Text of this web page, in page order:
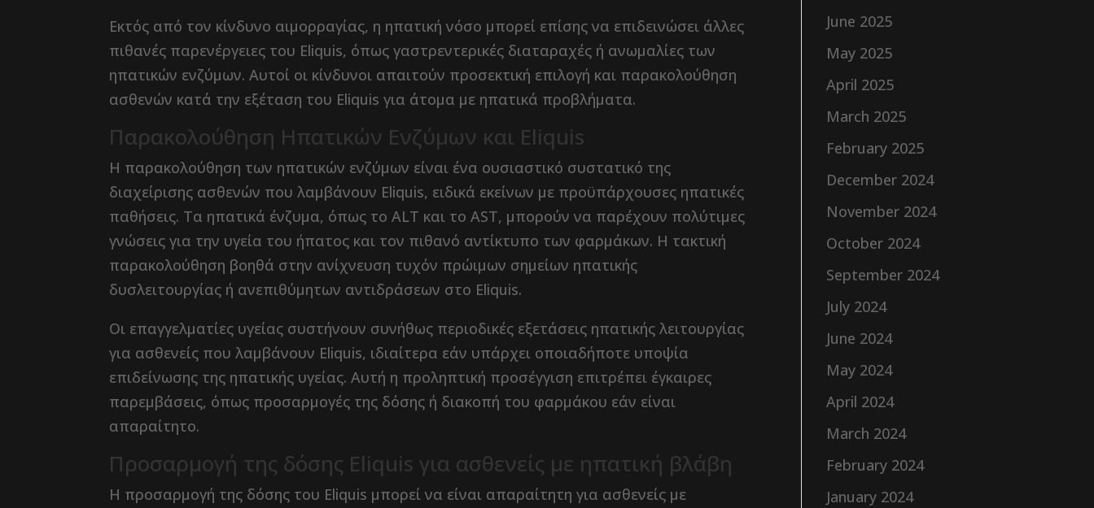
Εκτός από τον κίνδυνο αιμορραγίας, η ηπατική νόσο μπορεί επίσης να επιδεινώσει άλλες
πιθανές παρενέργειες του Eliquis, όπως γαστρεντερικές διαταραχές ή ανωμαλίες των
ηπατικών ενζύμων. Αυτοί οι κίνδυνοι απαιτούν προσεκτική επιλογή και παρακολούθηση
ασθενών κατά την εξέταση του Eliquis για άτομα με ηπατικά προβλήματα.
Παρακολούθηση Ηπατικών Ενζύμων και Eliquis
Η παρακολούθηση των ηπατικών ενζύμων είναι ένα ουσιαστικό συστατικό της
διαχείρισης ασθενών που λαμβάνουν Eliquis, ειδικά εκείνων με προϋπάρχουσες ηπατικές
παθήσεις. Τα ηπατικά ένζυμα, όπως το ALT και το AST, μπορούν να παρέχουν πολύτιμες
γνώσεις για την υγεία του ήπατος και τον πιθανό αντίκτυπο των φαρμάκων. Η τακτική
παρακολούθηση βοηθά στην ανίχνευση τυχόν πρώιμων σημείων ηπατικής
δυσλειτουργίας ή ανεπιθύμητων αντιδράσεων στο Eliquis.
Οι επαγγελματίες υγείας συστήνουν συνήθως περιοδικές εξετάσεις ηπατικής λειτουργίας
για ασθενείς που λαμβάνουν Eliquis, ιδιαίτερα εάν υπάρχει οποιαδήποτε υποψία
επιδείνωσης της ηπατικής υγείας. Αυτή η προληπτική προσέγγιση επιτρέπει έγκαιρες
παρεμβάσεις, όπως προσαρμογές της δόσης ή διακοπή του φαρμάκου εάν είναι
απαραίτητο.
Προσαρμογή της δόσης Eliquis για ασθενείς με ηπατική βλάβη
Η προσαρμογή της δόσης του Eliquis μπορεί να είναι απαραίτητη για ασθενείς με
June 2025
May 2025
April 2025
March 2025
February 2025
December 2024
November 2024
October 2024
September 2024
July 2024
June 2024
May 2024
April 2024
March 2024
February 2024
January 2024